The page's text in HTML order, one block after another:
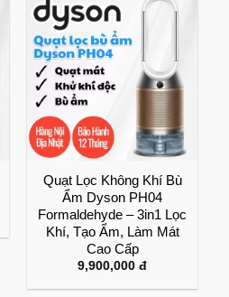
Quạt Lọc Không Khí Bù
Ẩm Dyson PH04
Formaldehyde – 3in1 Lọc
Khí, Tạo Ẩm, Làm Mát
Cao Cấp
9,900,000 đ